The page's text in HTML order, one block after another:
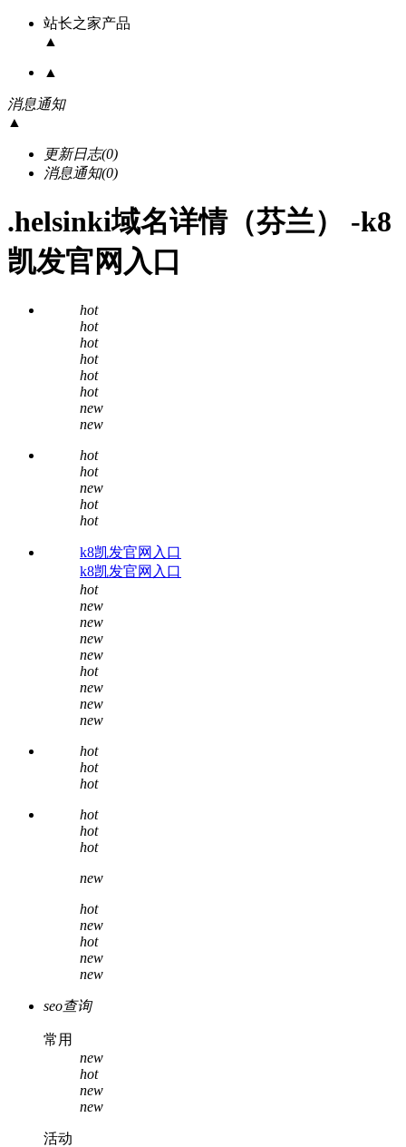
站长之家产品
▲
▲
消息通知
▲
更新日志(0)
消息通知(0)
.helsinki域名详情（芬兰） -k8
凯发官网入口
hot
hot
hot
hot
hot
hot
new
new
hot
hot
new
hot
hot
k8凯发官网入口
k8凯发官网入口
hot
new
new
new
new
hot
new
new
new
hot
hot
hot
hot
hot
hot
new
hot
new
hot
new
new
seo查询
常用
new
hot
new
new
活动